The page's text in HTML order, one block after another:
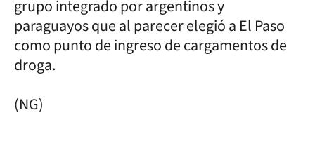
grupo integrado por argentinos y
paraguayos que al parecer elegió a El Paso
como punto de ingreso de cargamentos de
droga.
(NG)